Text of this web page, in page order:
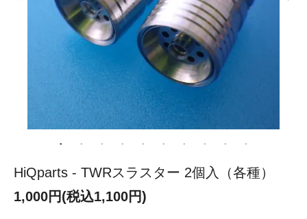
HiQparts - TWRスラスター 2個入（各種）
1,000円(税込1,100円)